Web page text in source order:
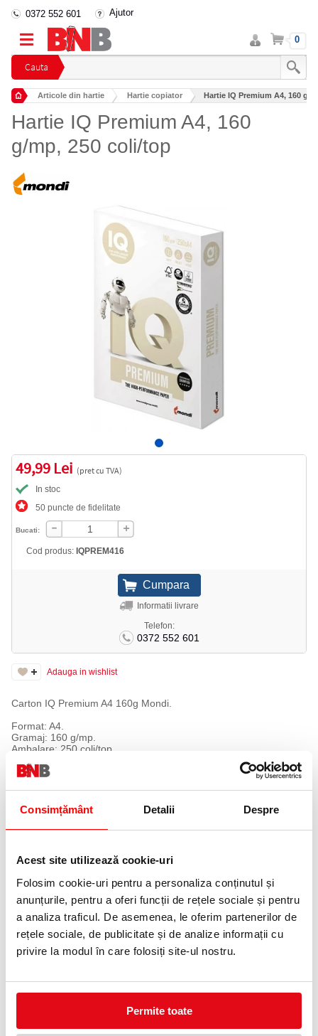
Consimțământ Detalii Despre
Acest site utilizează cookie-uri
Folosim cookie-uri pentru a personaliza conținutul și
anunțurile, pentru a oferi funcții de rețele sociale și pentru
a analiza traficul. De asemenea, le oferim partenerilor de
rețele sociale, de publicitate și de analize informații cu
privire la modul în care folosiți site-ul nostru.
Permite toate
Cauta
0372 552 601 Ajutor
Intra
in
cont
Cos 0
Articole din hartie Hartie copiator Hartie IQ Premium A4, 160 g/
Hartie IQ Premium A4, 160
g/mp, 250 coli/top
49,99 Lei (pret cu TVA)
In stoc
50 puncte de fidelitate
Bucati:
Cod produs: IQPREM416
Informatii livrare
Telefon:
0372 552 601
Adauga in wishlist
Carton IQ Premium A4 160g Mondi.
Format: A4.
Gramaj: 160 g/mp.
Ambalare: 250 coli/top.
Color Copy, carton special pentru sistemele laser color digitale,
garanteaza fidelitatea cu originalul, redarea stralucitoare a
culorilor si rezultate perfecte la tiparire.
• Materiale tiparite extrem de clare si tratarea speciala a
suprafetelor pentru redarea stralucitoare a culorilor.
• Formare de prima clasa a colilor pentru transferarea uniforma a
productivitate; coli perfect plane
• Rezistenta la caldura; fara toxicitate; rezistenta la imbatranire
conform ISO 9706; realizata in conditii de protectie a mediului.
• Ambalaj transparent cu posibilitate de reinchidere.
PRODUSE SIMILARE